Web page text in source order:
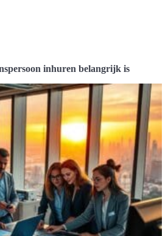
inhuren belangrijk is